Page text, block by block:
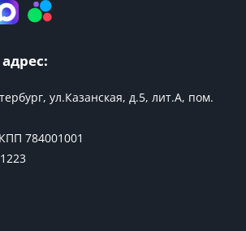
ул.Казанская, д.5, лит.А, пом.
784001001